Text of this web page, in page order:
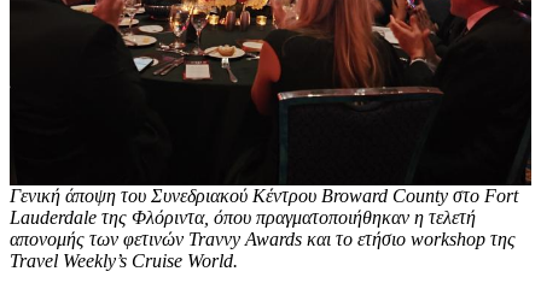
Γενική άποψη του Συνεδριακού Κέντρου Broward County στο Fort
Lauderdale της Φλόριντα, όπου πραγματοποιήθηκαν η τελετή
απονομής των φετινών Travvy Awards και το ετήσιο workshop της
Travel Weekly’s Cruise World.